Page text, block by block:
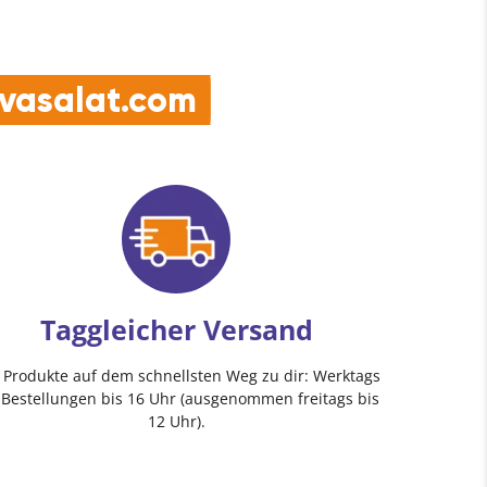
Taggleicher Versand
auf dem schnellsten Weg zu dir: Werktags
bis 16 Uhr (ausgenommen freitags bis
12 Uhr).